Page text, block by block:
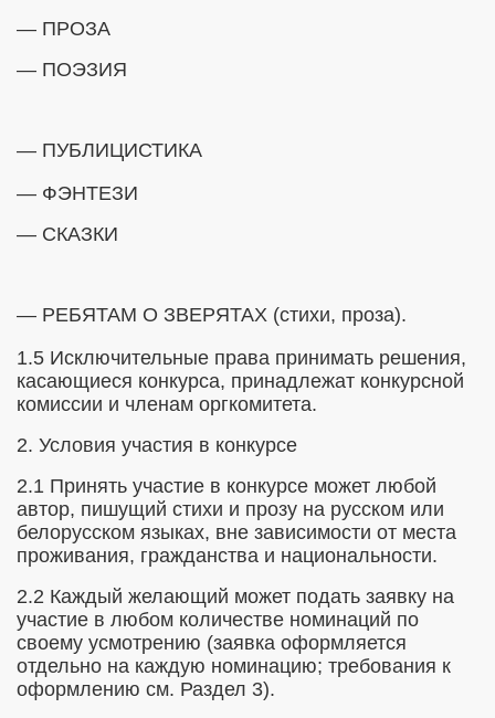
— ПРОЗА
— ПОЭЗИЯ
— ПУБЛИЦИСТИКА
— ФЭНТЕЗИ
— СКАЗКИ
— РЕБЯТАМ О ЗВЕРЯТАХ (стихи, проза).
1.5 Исключительные права принимать решения,
касающиеся конкурса, принадлежат конкурсной
комиссии и членам оргкомитета.
2. Условия участия в конкурсе
2.1 Принять участие в конкурсе может любой
автор, пишущий стихи и прозу на русском или
белорусском языках, вне зависимости от места
проживания, гражданства и национальности.
2.2 Каждый желающий может подать заявку на
участие в любом количестве номинаций по
своему усмотрению (заявка оформляется
отдельно на каждую номинацию; требования к
оформлению см. Раздел 3).
2013